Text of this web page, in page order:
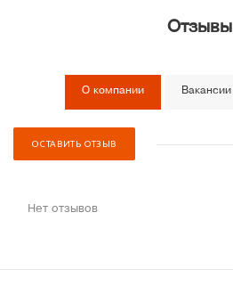
Отзывы
О компании Вакансии
ОСТАВИТЬ ОТЗЫВ
Нет отзывов